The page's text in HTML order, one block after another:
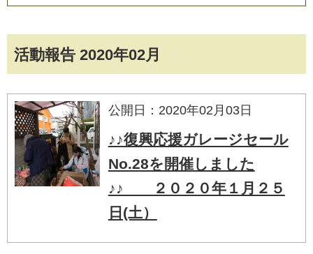
活動報告 2020年02月
公開日：2020年02月03日
♪♪復興応援ガレージセール
No.28を開催しました
♪♪ ２０２０年１月２５
日(土）